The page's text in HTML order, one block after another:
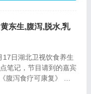
东生,腹泻,脱水,乳
日湖北卫视饮食养生
笔记，节目请到的嘉宾
腹泻食疗可康复》 。